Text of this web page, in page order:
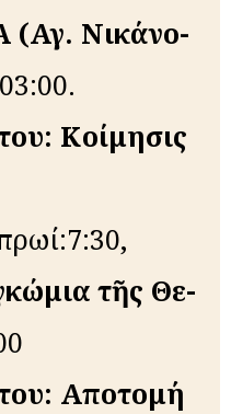
(Αγ. Νι­κά­νο­
Κοί­μη­σις
τῆς Θε­
Α­πο­το­μή